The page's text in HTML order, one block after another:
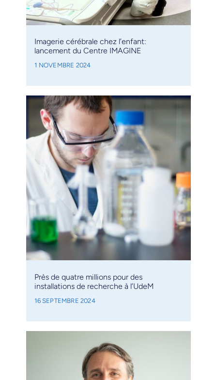
Imagerie cérébrale chez l’enfant:
lancement du Centre IMAGINE
1 NOVEMBRE 2024
Près de quatre millions pour des
installations de recherche à l’UdeM
16 SEPTEMBRE 2024